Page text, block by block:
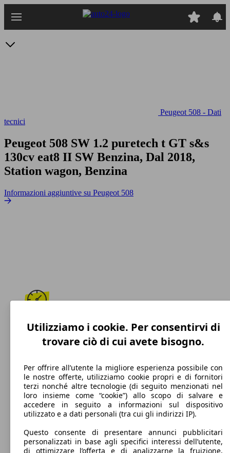
Peugeot 508 - Dati
tecnici
Peugeot 508 SW 1.2 puretech t GT s&s
130cv eat8 II SW Benzina, Dal 2018,
Station wagon, Benzina
Informazioni aggiuntive su Peugeot 508
204 km/h
Velocità massima
Benzina
Carburante
Utilizziamo i cookie. Per consentirvi di
trovare ciò di cui avete bisogno.
Per offrire all’utente la migliore esperienza possibile con
le nostre offerte, utilizziamo cookie propri e di fornitori
terzi nonché altre tecnologie (di seguito menzionati nel
loro insieme come “cookie”) allo scopo di salvare e
accedere in seguito a informazioni sul dispositivo
utilizzato e a dati personali (tra cui gli indirizzi IP).
Questo consente di presentare annunci pubblicitari
personalizzati in base agli specifici interessi dell’utente,
di ottimizzare l’offerta e di analizzarne la fruizione.